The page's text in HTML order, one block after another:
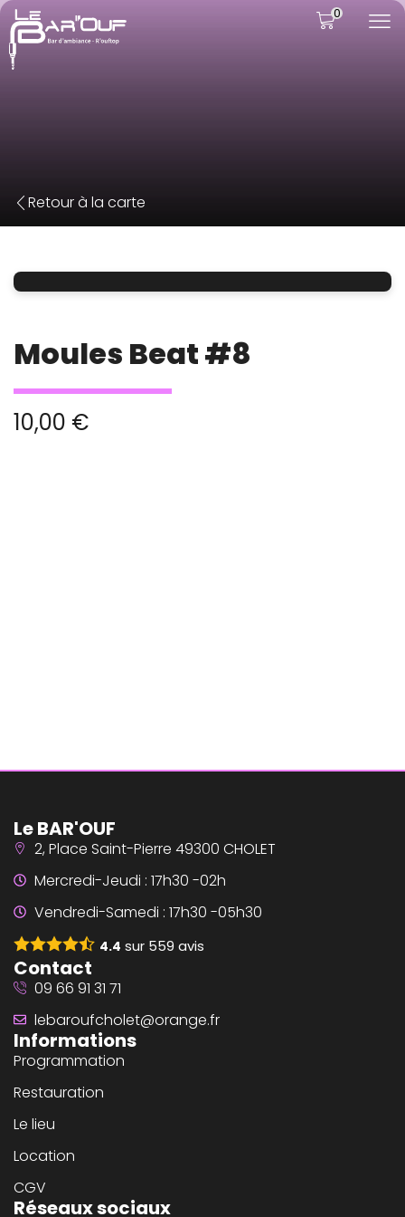
0
Retour à la carte
Moules Beat #8
10,00 €
Le BAR'OUF
2, Place Saint-Pierre 49300 CHOLET
Mercredi-Jeudi : 17h30 -02h
Vendredi-Samedi : 17h30 -05h30
4.4 sur 559 avis
Contact
09 66 91 31 71
lebaroufcholet@orange.fr
Informations
Programmation
Restauration
Le lieu
Location
CGV
Réseaux sociaux